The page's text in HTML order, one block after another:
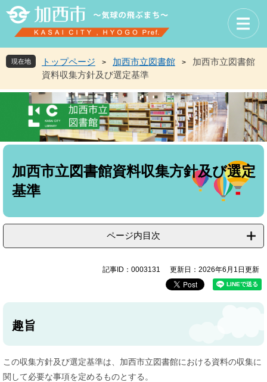
先
頭
す
を
飛
し
へ
現在地 トップページ > 加西市立図書館 >
加西市立図書館
資料収集方針及び選定基準
本
加西市立図書館資料収集方針及び選定
基準
ページ内目次
記事ID：0003131 更新日：2026年6月1日更新
趣旨
この収集方針及び選定基準は、加西市立図書館における資料の収集に
関して必要な事項を定めるものとする。